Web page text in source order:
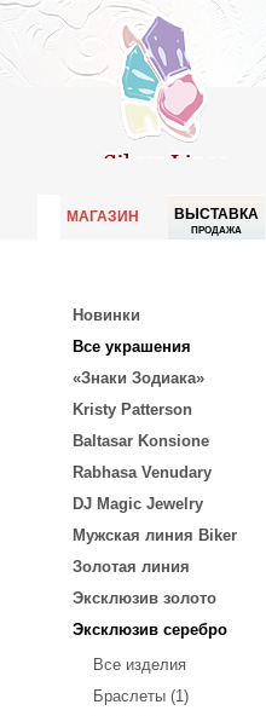
МАГАЗИН ВЫСТАВКА
ПРОДАЖА
Новинки
Все украшения
«Знаки Зодиака»
Kristy Patterson
Baltasar Konsione
Rabhasa Venudary
DJ Magic Jewelry
Мужская линия Biker
Золотая линия
Эксклюзив золото
Эксклюзив серебро
Все изделия
Браслеты (1)